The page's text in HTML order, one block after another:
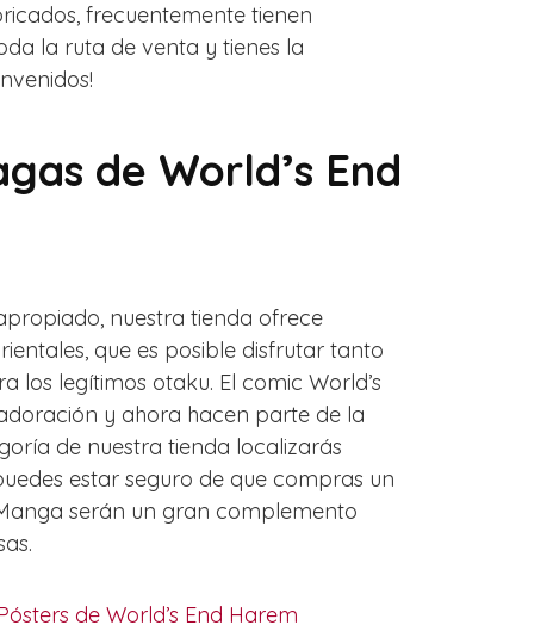
frecuentemente tienen
la ruta de venta y tienes la
de World’s End
nuestra tienda ofrece
que es posible disfrutar tanto
los legítimos otaku. El comic World’s
y ahora hacen parte de la
de nuestra tienda localizarás
estar seguro de que compras un
serán un gran complemento
de World’s End Harem